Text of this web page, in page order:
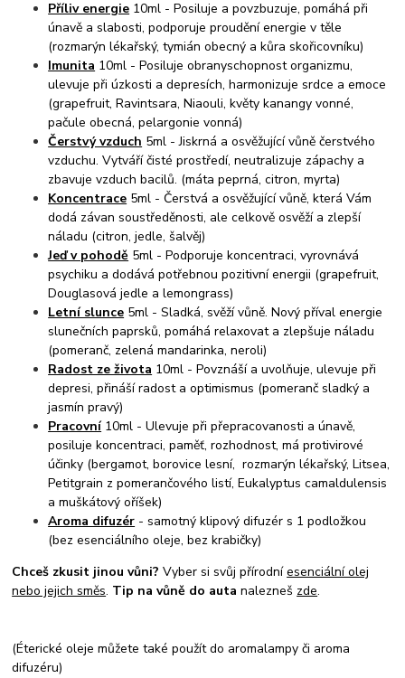
Příliv energie 10ml - Posiluje a povzbuzuje, pomáhá při
únavě a slabosti, podporuje proudění energie v těle
(rozmarýn lékařský, tymián obecný a kůra skořicovníku)
Imunita 10ml - Posiluje obranyschopnost organizmu,
ulevuje při úzkosti a depresích, harmonizuje srdce a emoce
(grapefruit, Ravintsara, Niaouli, květy kanangy vonné,
pačule obecná, pelargonie vonná)
Čerstvý vzduch 5ml - Jiskrná a osvěžující vůně čerstvého
vzduchu. Vytváří čisté prostředí, neutralizuje zápachy a
zbavuje vzduch bacilů. (máta peprná, citron, myrta)
Koncentrace 5ml - Čerstvá a osvěžující vůně, která Vám
dodá závan soustředěnosti, ale celkově osvěží a zlepší
náladu (citron, jedle, šalvěj)
Jeď v pohodě 5ml - Podporuje koncentraci, vyrovnává
psychiku a dodává potřebnou pozitivní energii (grapefruit,
Douglasová jedle a lemongrass)
Letní slunce 5ml - Sladká, svěží vůně. Nový příval energie
slunečních paprsků, pomáhá relaxovat a zlepšuje náladu
(pomeranč, zelená mandarinka, neroli)
Radost ze života 10ml - Povznáší a uvolňuje, ulevuje při
depresi, přináší radost a optimismus (pomeranč sladký a
jasmín pravý)
Pracovní10ml - Ulevuje při přepracovanosti a únavě,
posiluje koncentraci, paměť, rozhodnost, má protivirové
účinky (bergamot, borovice lesní, rozmarýn lékařský, Litsea,
Petitgrain z pomerančového listí, Eukalyptus camaldulensis
a muškátový oříšek)
Aroma difuzér - samotný klipový difuzér s 1 podložkou
(bez esenciálního oleje, bez krabičky)
Chceš zkusit jinou vůni? Vyber si svůj přírodníesenciální olej
nebo jejich směs. Tip na vůně do autanalezneš zde.
(Éterické oleje můžete také použít do aromalampy či aroma
difuzéru)